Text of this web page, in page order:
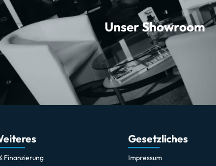
Unser Showroom
Finanzierung
Gesetzliches
Impressum